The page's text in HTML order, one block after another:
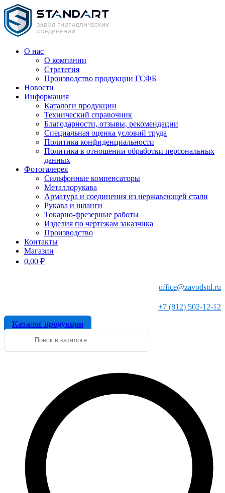
О нас
О компании
Стратегия
Производство продукции ГСФБ
Новости
Информация
Каталоги продукции
Технический справочник
Благодарности, отзывы, рекомендации
Специальная оценка условий труда
Политика конфиденциальности
Политика в отношении обработки персональных
данных
Фотогалерея
Сильфонные компенсаторы
Металлорукава
Арматура и соединения из нержавеющей стали
Рукава и шланги
Токарно-фрезерные работы
Изделия по чертежам заказчика
Производство
Контакты
Магазин
0,00 ₽
office@zavodstd.ru
+7 (812) 502-12-12
Каталог продукции